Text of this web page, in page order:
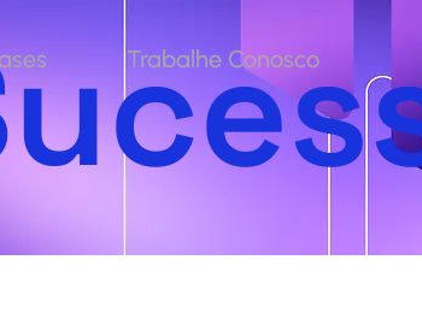
Trabalhe Conosco